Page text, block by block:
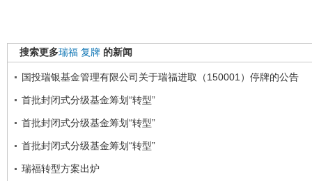
搜索更多瑞福 复牌 的新闻
国投瑞银基金管理有限公司关于瑞福进取（150001）停牌的公告
首批封闭式分级基金筹划“转型”
首批封闭式分级基金筹划“转型”
首批封闭式分级基金筹划“转型”
瑞福转型方案出炉